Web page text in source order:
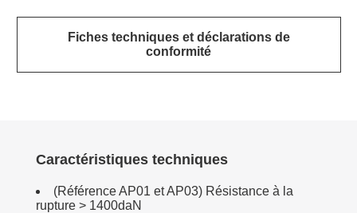
Fiches techniques et déclarations de
conformité
Caractéristiques techniques
(Référence AP01 et AP03) Résistance à la
rupture > 1400daN